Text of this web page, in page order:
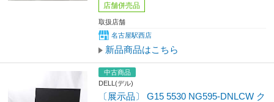
店舗併売品
取扱店舗
名古屋駅西店
新品商品はこちら
中古商品
DELL(デル)
〔展示品〕 G15 5530 NG595-DNLCW ク